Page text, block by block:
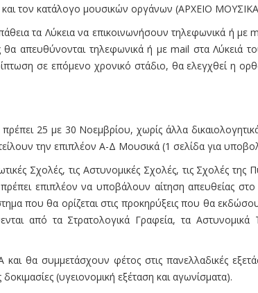
τον κατάλογο μουσικών οργάνων (ΑΡΧΕΙΟ
τα Λύκεια να επικοινωνήσουν τηλεφωνικά ή με
απευθύνονται τηλεφωνικά ή με mail στα Λύκειά
σε επόμενο χρονικό στάδιο, θα ελεγχθεί η
25 με 30 Νοεμβρίου, χωρίς άλλα
την επιπλέον Α-Δ Μουσικά (1 σελίδα για
Σχολές, τις Αστυνομικές Σχολές, τις Σχολές
επιπλέον να υποβάλουν αίτηση απευθείας
που θα ορίζεται στις προκηρύξεις που θα
από τα Στρατολογικά Γραφεία, τα
θα συμμετάσχουν φέτος στις πανελλαδικές
(υγειονομική εξέταση και αγωνίσματα).